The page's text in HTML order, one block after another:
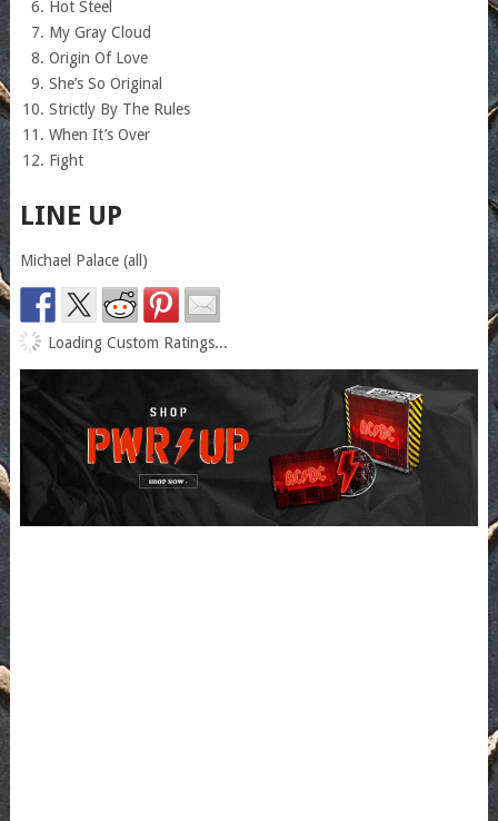
Hot Steel
My Gray Cloud
Origin Of Love
She’s So Original
Strictly By The Rules
When It’s Over
Fight
LINE UP
Michael Palace (all)
Loading Custom Ratings...